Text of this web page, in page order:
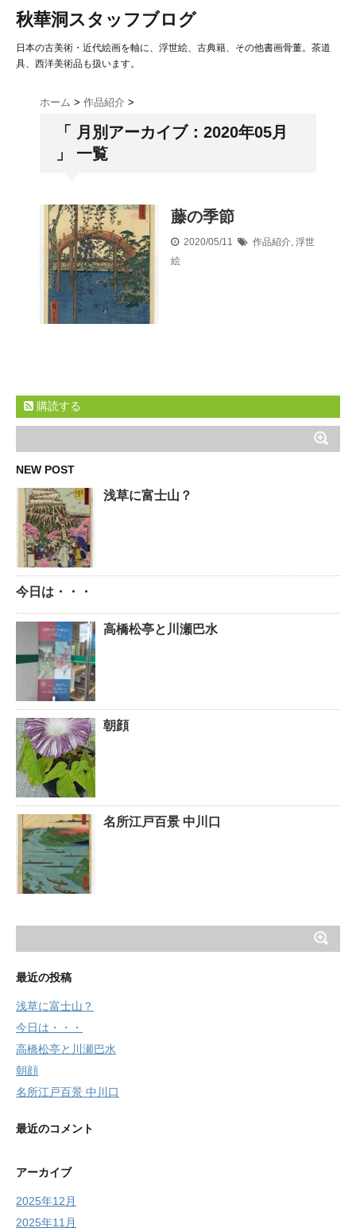
秋華洞スタッフブログ
日本の古美術・近代絵画を軸に、浮世絵、古典籍、その他書画骨董。茶道
具、西洋美術品も扱います。
ホーム > 作品紹介 >
「 月別アーカイブ：2020年05月
」 一覧
藤の季節
2020/05/11 作品紹介, 浮世
絵
購読する
NEW POST
浅草に富士山？
今日は・・・
高橋松亭と川瀬巴水
朝顔
名所江戸百景 中川口
最近の投稿
浅草に富士山？
今日は・・・
高橋松亭と川瀬巴水
朝顔
名所江戸百景 中川口
最近のコメント
アーカイブ
2025年12月
2025年11月